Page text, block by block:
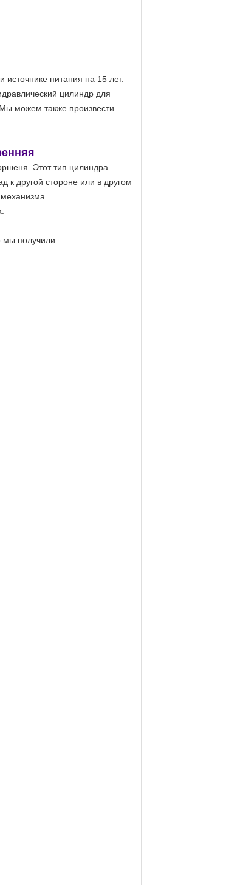
питания на 15 лет.
цилиндр для
можем также произвести
Этот тип цилиндра
к другой стороне или в другом
мы получили